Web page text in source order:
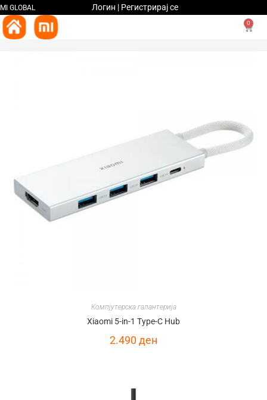
MI GLOBAL Логин | Регистрирај се
0
Компјутерска галантерија
Xiaomi 5-in-1 Type-C Hub
2.490ден